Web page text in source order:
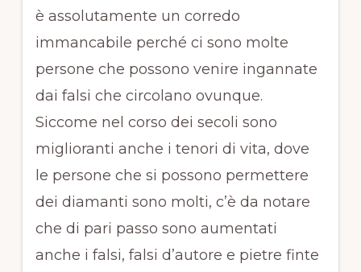
è assolutamente un corredo
immancabile perché ci sono molte
persone che possono venire ingannate
dai falsi che circolano ovunque.
Siccome nel corso dei secoli sono
miglioranti anche i tenori di vita, dove
le persone che si possono permettere
dei diamanti sono molti, c’è da notare
che di pari passo sono aumentati
anche i falsi, falsi d’autore e pietre finte